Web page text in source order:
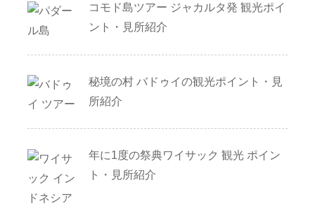
コモド島ツアー ジャカルタ発 観光ポイ
ント・見所紹介
秘境の村 バドゥイの観光ポイント・見
所紹介
年に1度の祭典ワイサック 観光 ポイン
ト・見所紹介